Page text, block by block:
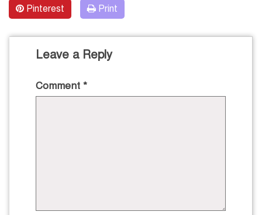
Pinterest Print
Leave a Reply
Comment *